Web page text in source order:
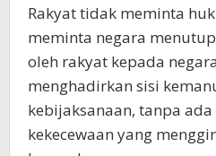
Rakyat tidak meminta
meminta negara
oleh rakyat kepada
menghadirkan sisi
kebijaksanaan, tanpa
kekecewaan yang